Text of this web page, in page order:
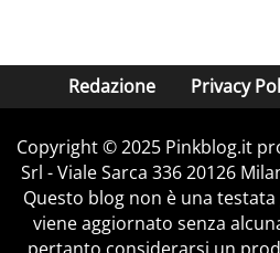
Redazione Privacy
Copyright © 2025 Pinkblog.it
Srl - Viale Sarca 336 20126
Questo blog non è una
viene aggiornato senza